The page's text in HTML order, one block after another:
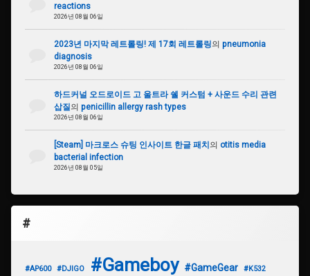
reactions
2026년 08월 06일
2023년 마지막 레트롤링! 제 17회 레트롤링의 pneumonia
diagnosis
2026년 08월 06일
하드커널 오드로이드 고 울트라 쉘 커스텀 + 사운드 수리 관련
삽질의 penicillin allergy rash types
2026년 08월 06일
[Steam] 마크로스 슈팅 인사이트 한글 패치의 otitis media
bacterial infection
2026년 08월 05일
#
#AP600 #DJIGO #Gameboy #GameGear
#K532